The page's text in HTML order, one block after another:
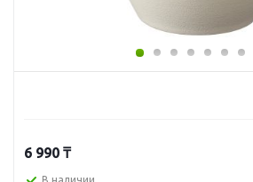
6 990 ₸
В наличии